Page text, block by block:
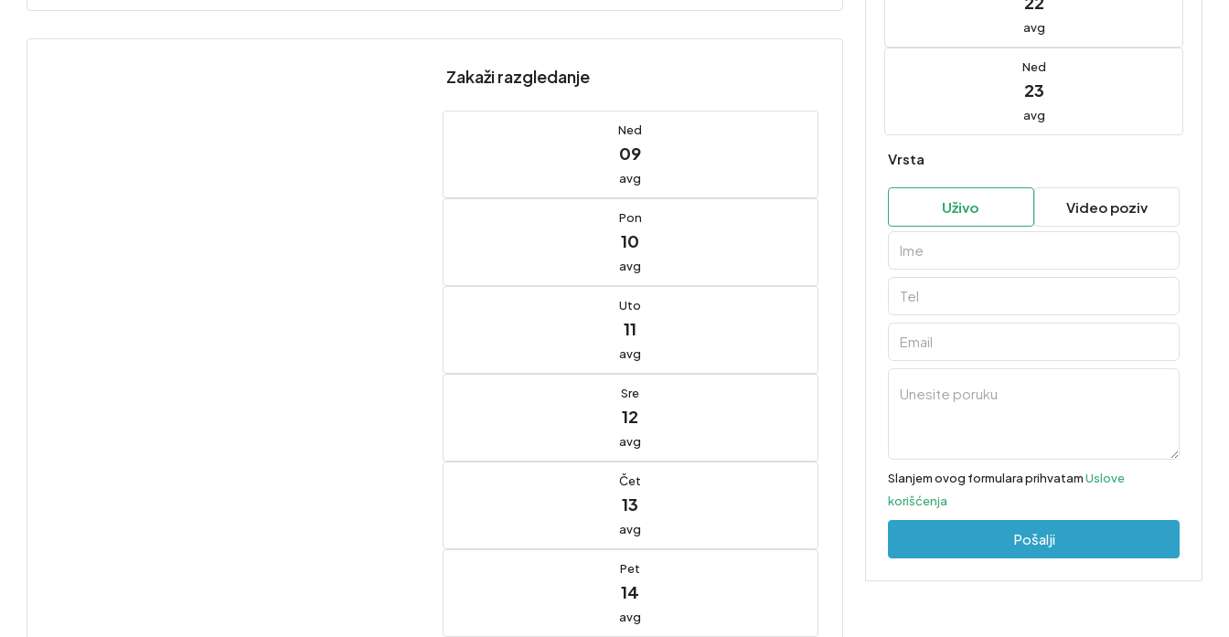
Zakaži razgledanje
Ned
09
avg
Pon
10
avg
Uto
11
avg
Sre
12
avg
Čet
13
avg
Pet
14
avg
avg
Ned
23
avg
Vrsta
Uživo Video poziv
Slanjem ovog formulara prihvatamUslove
korišćenja
Pošalji